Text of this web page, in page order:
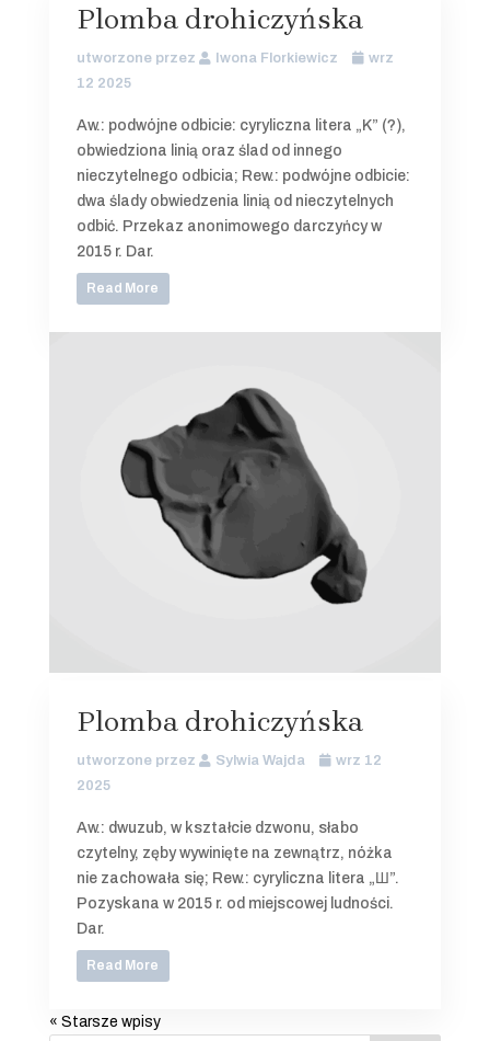
Plomba drohiczyńska
utworzone przez Iwona Florkiewicz
wrz
12 2025
Aw.: podwójne odbicie: cyryliczna litera „K” (?),
obwiedziona linią oraz ślad od innego
nieczytelnego odbicia; Rew.: podwójne odbicie:
dwa ślady obwiedzenia linią od nieczytelnych
odbić. Przekaz anonimowego darczyńcy w
2015 r. Dar.
Read More
Plomba drohiczyńska
utworzone przez Sylwia Wajda
wrz 12
2025
Aw.: dwuzub, w kształcie dzwonu, słabo
czytelny, zęby wywinięte na zewnątrz, nóżka
nie zachowała się; Rew.: cyryliczna litera „Ш”.
Pozyskana w 2015 r. od miejscowej ludności.
Dar.
Read More
« Starsze wpisy